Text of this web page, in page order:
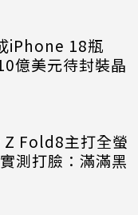
iPhone 18瓶
億美元待封裝晶
Fold8主打全螢
測打臉：滿滿黑